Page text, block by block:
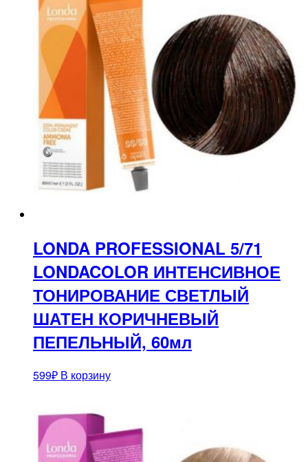
LONDA PROFESSIONAL 5/71
LONDACOLOR ИНТЕНСИВНОЕ
ТОНИРОВАНИЕ СВЕТЛЫЙ
ШАТЕН КОРИЧНЕВЫЙ
ПЕПЕЛЬНЫЙ, 60мл
599₽ В корзину